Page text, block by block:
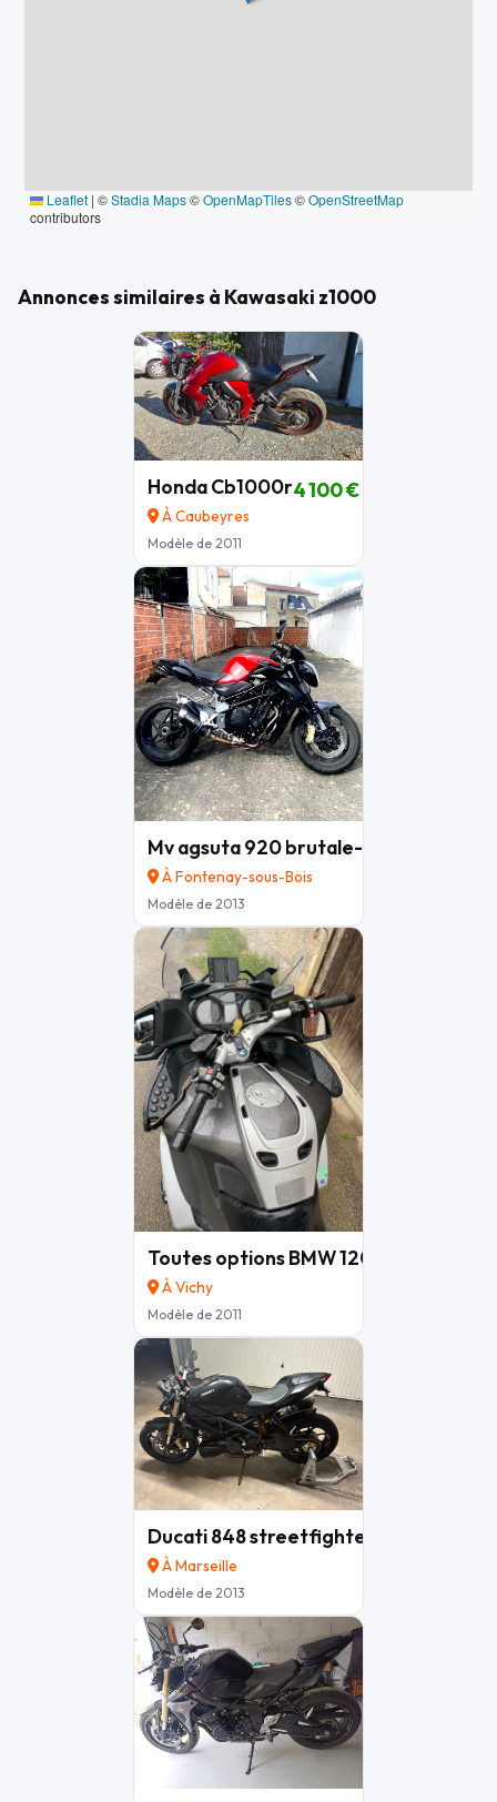
Leaflet | ©Stadia Maps©OpenMapTiles©OpenStreetMap
contributors
Annonces similaires à Kawasaki z1000
Honda Cb1000r
À Caubeyres
Modèle de 2011
4 100 €
Mv agsuta 920 brutale- 120ch-full
À Fontenay-sous-Bois
Modèle de 2013
Toutes options BMW 1200 rt.
À Vichy
Modèle de 2011
Ducati 848 streetfighter
À Marseille
Modèle de 2013